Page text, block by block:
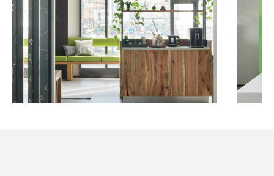
Посмотреть все проекты